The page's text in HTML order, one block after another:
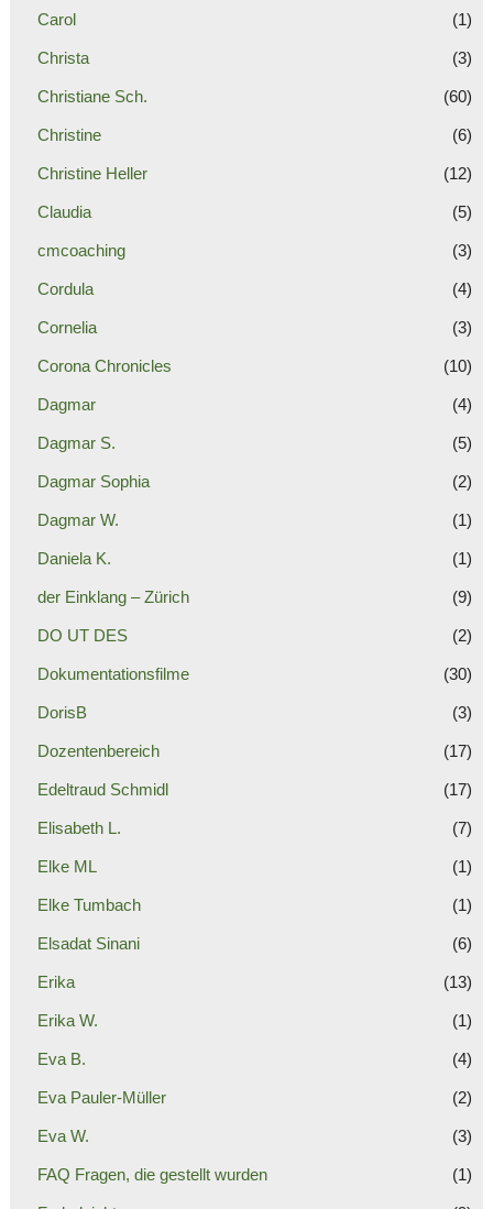
Carol (1)
Christa (3)
Christiane Sch. (60)
Christine (6)
Christine Heller (12)
Claudia (5)
cmcoaching (3)
Cordula (4)
Cornelia (3)
Corona Chronicles (10)
Dagmar (4)
Dagmar S. (5)
Dagmar Sophia (2)
Dagmar W. (1)
Daniela K. (1)
der Einklang – Zürich (9)
DO UT DES (2)
Dokumentationsfilme (30)
DorisB (3)
Dozentenbereich (17)
Edeltraud Schmidl (17)
Elisabeth L. (7)
Elke ML (1)
Elke Tumbach (1)
Elsadat Sinani (6)
Erika (13)
Erika W. (1)
Eva B. (4)
Eva Pauler-Müller (2)
Eva W. (3)
FAQ Fragen, die gestellt wurden (1)